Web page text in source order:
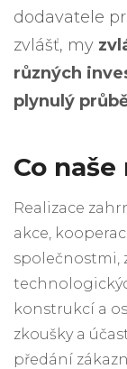
dodavatele
zvlášť, my
různých
plynulý
Co
Realizace
akce,
společnostmi,
konstrukcí a
zkoušky a
předání